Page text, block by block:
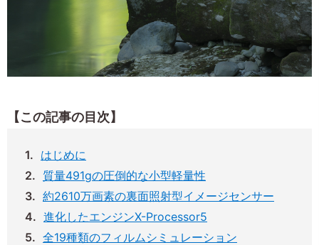
【この記事の目次】
はじめに
質量491gの圧倒的な小型軽量性
約2610万画素の裏面照射型イメージセンサー
進化したエンジンX-Processor5
全19種類のフィルムシミュレーション